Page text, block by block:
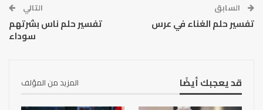
السابق
تفسير حلم الغناء في عرس
التالي
تفسير حلم ناس بشرتهم
سوداء
قد يعجبك أيضًا المزيد من المؤلف